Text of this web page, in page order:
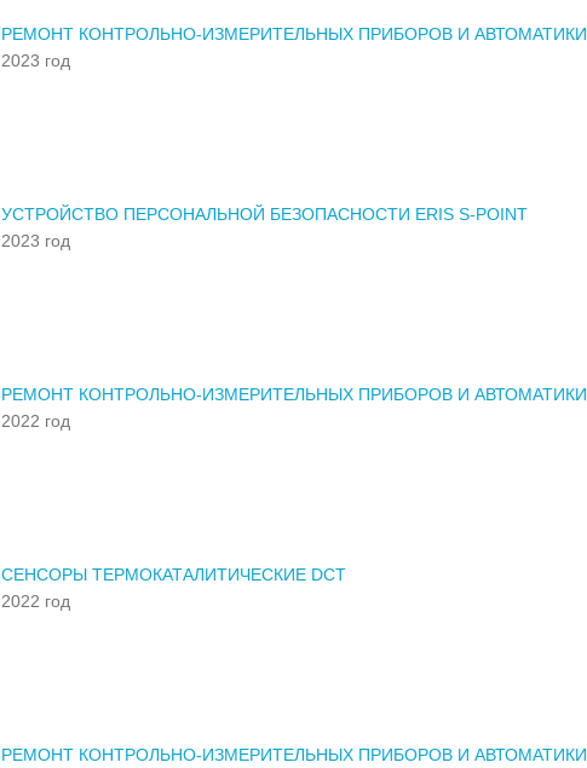
РЕМОНТ КОНТРОЛЬНО-ИЗМЕРИТЕЛЬНЫХ ПРИБОРОВ И АВТОМАТИКИ
2023 год
УСТРОЙСТВО ПЕРСОНАЛЬНОЙ БЕЗОПАСНОСТИ ERIS S-POINT
2023 год
РЕМОНТ КОНТРОЛЬНО-ИЗМЕРИТЕЛЬНЫХ ПРИБОРОВ И АВТОМАТИКИ
2022 год
СЕНСОРЫ ТЕРМОКАТАЛИТИЧЕСКИЕ DCT
2022 год
РЕМОНТ КОНТРОЛЬНО-ИЗМЕРИТЕЛЬНЫХ ПРИБОРОВ И АВТОМАТИКИ